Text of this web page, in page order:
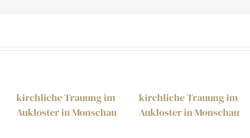
kirchliche Trauung im
Aukloster in Monschau
kirchliche Trauung im
Aukloster in Monschau